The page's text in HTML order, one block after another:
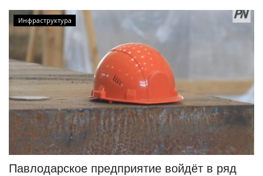
Инфраструктура
Павлодарское предприятие войдёт в ряд